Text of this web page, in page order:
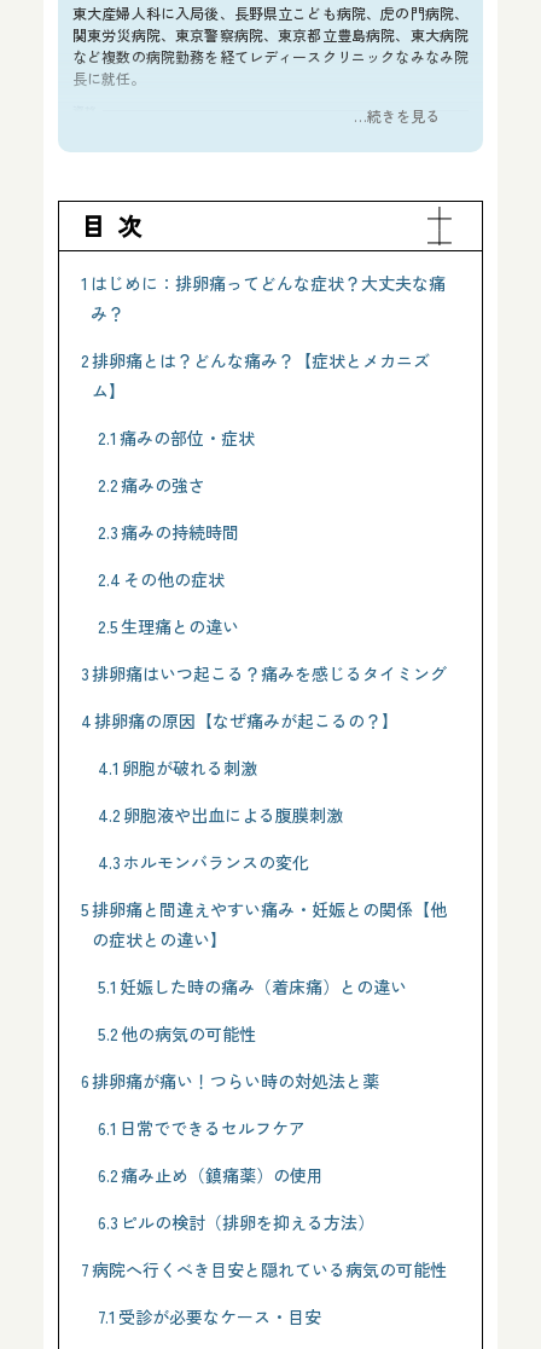
東大産婦人科に入局後、長野県立こども病院、虎の門病院、
関東労災病院、東京警察病院、東京都立豊島病院、東大病院
など複数の病院勤務を経てレディースクリニックなみなみ院
長に就任。
所属学会
日本産科婦人科学会
日本周産期新生児学会
日本女性医学会
日本産科婦人科遺伝診療学会
…続きを見る
目次
1 はじめに：排卵痛ってどんな症状？大丈夫な痛
み？
2排卵痛とは？どんな痛み？【症状とメカニズ
ム】
2.1 痛みの部位・症状
2.2痛みの強さ
2.3痛みの持続時間
2.4 その他の症状
2.5生理痛との違い
3排卵痛はいつ起こる？痛みを感じるタイミング
4排卵痛の原因【なぜ痛みが起こるの？】
4.1 卵胞が破れる刺激
4.2卵胞液や出血による腹膜刺激
4.3 ホルモンバランスの変化
5排卵痛と間違えやすい痛み・妊娠との関係【他
の症状との違い】
5.1 妊娠した時の痛み（着床痛）との違い
5.2他の病気の可能性
6排卵痛が痛い！つらい時の対処法と薬
6.1 日常でできるセルフケア
6.2痛み止め（鎮痛薬）の使用
6.3 ピルの検討（排卵を抑える方法）
7病院へ行くべき目安と隠れている病気の可能性
7.1 受診が必要なケース・目安